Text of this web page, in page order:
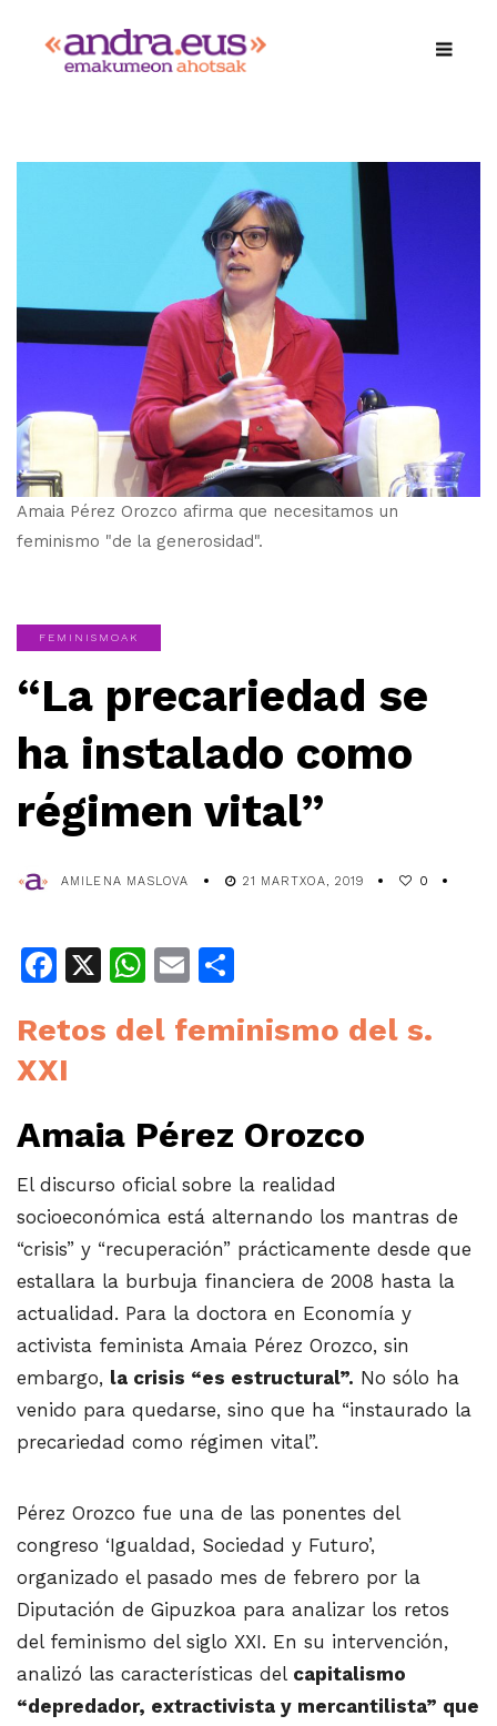
Amaia Pérez Orozco afirma que necesitamos un
feminismo "de la generosidad".
FEMINISMOAK
“La precariedad se
ha instalado como
régimen vital”
AMILENA MASLOVA 21 MARTXOA, 2019 0
Facebook
X WhatsApp
Email
Retos del feminismo del s.
XXI
Amaia Pérez Orozco
El discurso oficial sobre la realidad
socioeconómica está alternando los mantras de
“crisis” y “recuperación” prácticamente desde que
estallara la burbuja financiera de 2008 hasta la
actualidad. Para la doctora en Economía y
activista feminista Amaia Pérez Orozco, sin
embargo, la crisis “es estructural”. No sólo ha
venido para quedarse, sino que ha “instaurado la
precariedad como régimen vital”.
Pérez Orozco fue una de las ponentes del
congreso ‘Igualdad, Sociedad y Futuro’,
organizado el pasado mes de febrero por la
Diputación de Gipuzkoa para analizar los retos
del feminismo del siglo XXI. En su intervención,
analizó las características del capitalismo
“depredador, extractivista y mercantilista” que